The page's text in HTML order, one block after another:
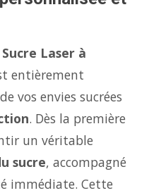
Laser à
entièrement
vos envies sucrées
. Dès la première
un véritable
sucre, accompagné
immédiate. Cette